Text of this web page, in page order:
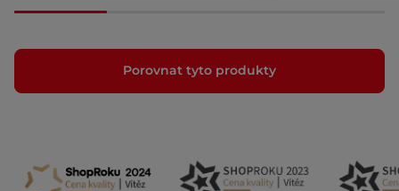
Porovnat tyto produkty